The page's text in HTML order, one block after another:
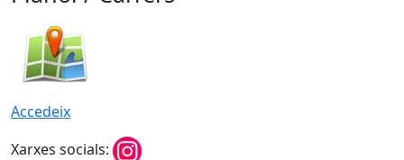
Accedeix
Xarxes socials: